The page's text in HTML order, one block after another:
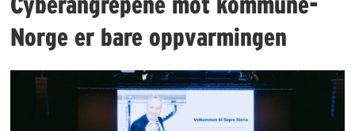
Norge er bare oppvarmingen